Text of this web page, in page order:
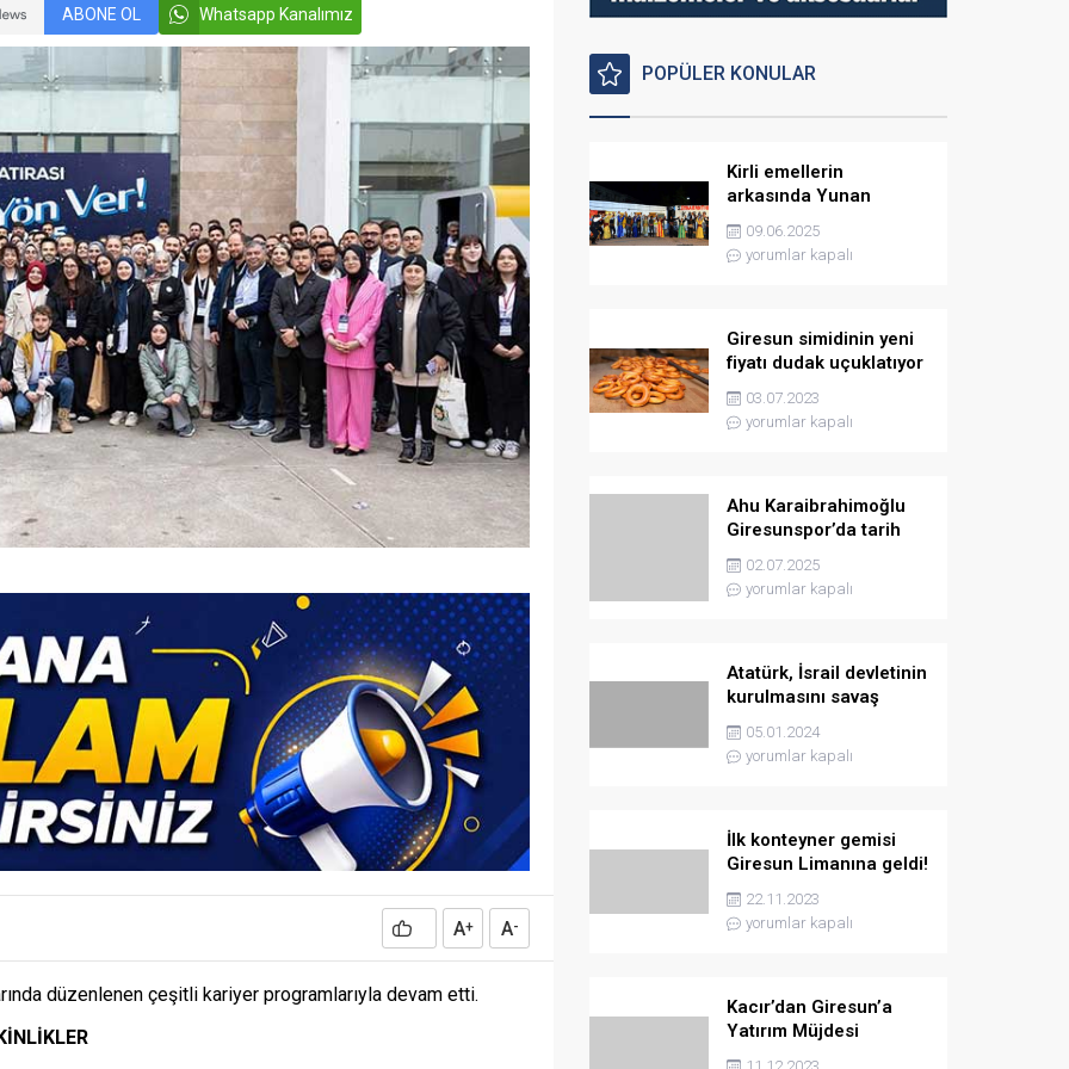
ABONE OL Whatsapp Kanalımız
A+ A-
düzenlenen çeşitli kariyer programlarıyla devam etti.
POPÜLER KONULAR
Kirli emellerin
arkasında Yunan
istihbaratı var
09.06.2025
yorumlar kapalı
Giresun simidinin yeni
fiyatı dudak uçuklatıyor
03.07.2023
yorumlar kapalı
Ahu Karaibrahimoğlu
Giresunspor’da tarih
yazmaya hazırlanıyor
02.07.2025
yorumlar kapalı
Atatürk, İsrail devletinin
kurulmasını savaş
sebebi olarak ilân
etmişti
05.01.2024
yorumlar kapalı
İlk konteyner gemisi
Giresun Limanına geldi!
22.11.2023
yorumlar kapalı
Kacır’dan Giresun’a
Yatırım Müjdesi